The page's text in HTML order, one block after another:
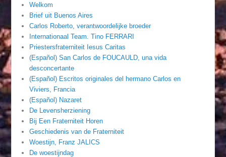
Welkom
Brief uit Buenos Aires
Carlos Roberto, verantwoordelijke broeder
Internationaal Team. Tino FERRARI
Priestersfraterniteit Iesus Caritas
(Español) San Carlos de FOUCAULD, una vida
desconcertante
(Español) Escritos originales del hermano Carlos en
Viviers, Francia
(Español) Nazaret
De Levensherziening
Bij Een Fraterniteit Horen
Geschiedenis van de Fraterniteit
Woestijn, Franz JALICS
De woestijndag